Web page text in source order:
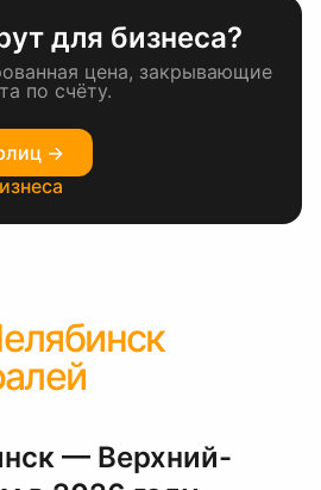
для бизнеса?
цена, закрывающие
по счёту.
→
— Верхний-